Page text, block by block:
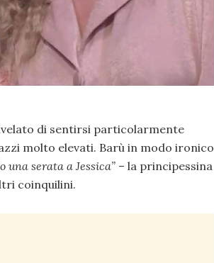
di sentirsi particolarmente
molto elevati. Barù in modo ironico
una serata a Jessica” – la principessina
coinquilini.